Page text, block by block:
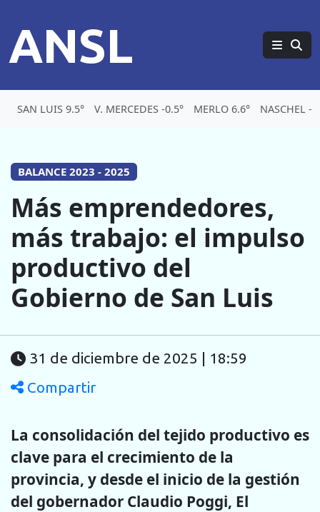
ANSL
SAN LUIS 9.5° V. MERCEDES -0.5° MERLO 6.6° NASCHEL -
BALANCE 2023 - 2025
Más emprendedores,
más trabajo: el impulso
productivo del
Gobierno de San Luis
31 de diciembre de 2025 | 18:59
Compartir
La consolidación del tejido productivo es
clave para el crecimiento de la
provincia, y desde el inicio de la gestión
del gobernador Claudio Poggi, El